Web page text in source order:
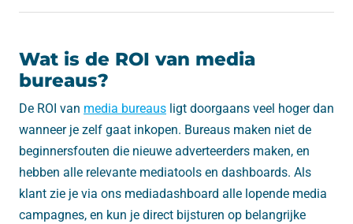
Wat is de ROI van media
bureaus?
De ROI van media bureaus ligt doorgaans veel hoger dan
wanneer je zelf gaat inkopen. Bureaus maken niet de
beginnersfouten die nieuwe adverteerders maken, en
hebben alle relevante mediatools en dashboards. Als
klant zie je via ons mediadashboard alle lopende media
campagnes, en kun je direct bijsturen op belangrijke